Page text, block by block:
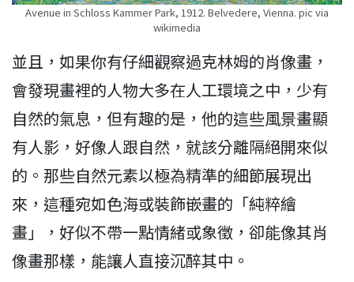
Avenue in Schloss Kammer Park, 1912. Belvedere, Vienna. pic via
wikimedia
並且，如果你有仔細觀察過克林姆的肖像畫，
會發現畫裡的人物大多在人工環境之中，少有
自然的氣息，但有趣的是，他的這些風景畫顯
有人影，好像人跟自然，就該分離隔絕開來似
的。那些自然元素以極為精準的細節展現出
來，這種宛如色海或裝飾嵌畫的「純粹繪
畫」，好似不帶一點情緒或象徵，卻能像其肖
像畫那樣，能讓人直接沉醉其中。